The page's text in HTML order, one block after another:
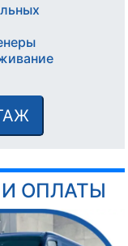
ОПЛАТЫ